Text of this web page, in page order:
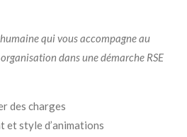
qui vous accompagne au
dans une démarche RSE
des charges
style d’animations